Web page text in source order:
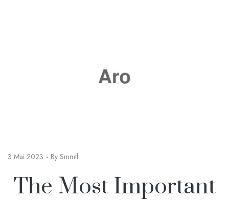
3 Mai 2023 By Smmtl
The Most Important